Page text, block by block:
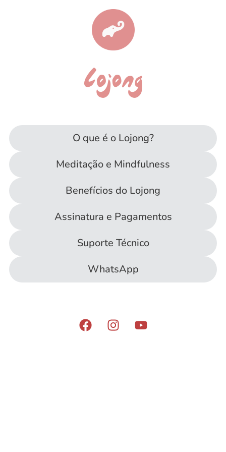
O que é o Lojong?
Meditação e Mindfulness
Benefícios do Lojong
Assinatura e Pagamentos
Suporte Técnico
WhatsApp